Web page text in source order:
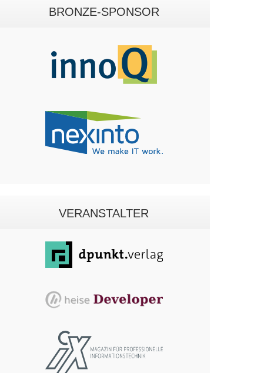
BRONZE-SPONSOR
VERANSTALTER